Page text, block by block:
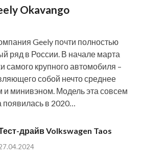
Okavango
Geely почти полностью
ряд в России. В начале марта
самого крупного автомобиля –
собой нечто среднее
и минивэном. Модель эта совсем
в 2020…
драйв Volkswagen Taos